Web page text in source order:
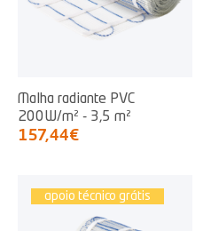
Malha radiante PVC
200W/m² - 3,5 m²
157,44€
apoio técnico grátis